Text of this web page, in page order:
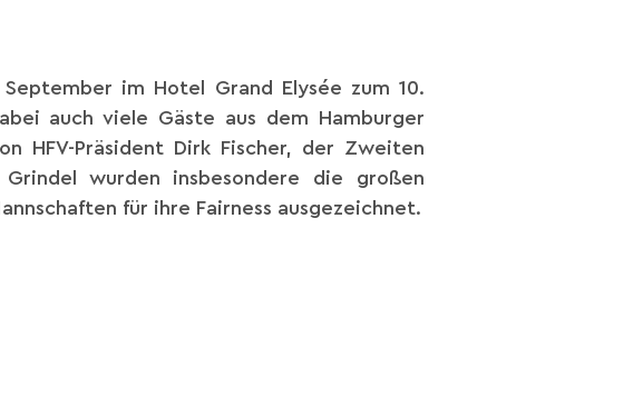
im Hotel Grand Elysée zum 10.
auch viele Gäste aus dem Hamburger
HFV-Präsident Dirk Fischer, der Zweiten
Grindel wurden insbesondere die großen
für ihre Fairness ausgezeichnet.